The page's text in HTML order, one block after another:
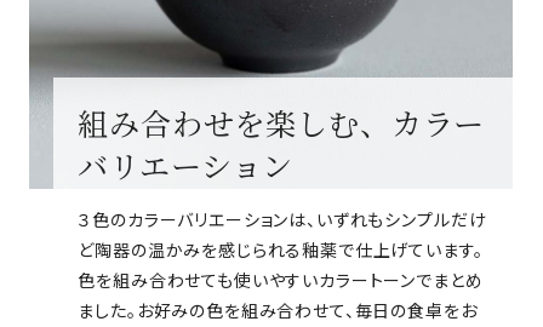
組み合わせを楽しむ、カラー
バリエーション
３色のカラーバリエーションは、いずれもシンプルだけ
ど陶器の温かみを感じられる釉薬で仕上げています。
色を組み合わせても使いやすいカラートーンでまとめ
ました。お好みの色を組み合わせて、毎日の食卓をお